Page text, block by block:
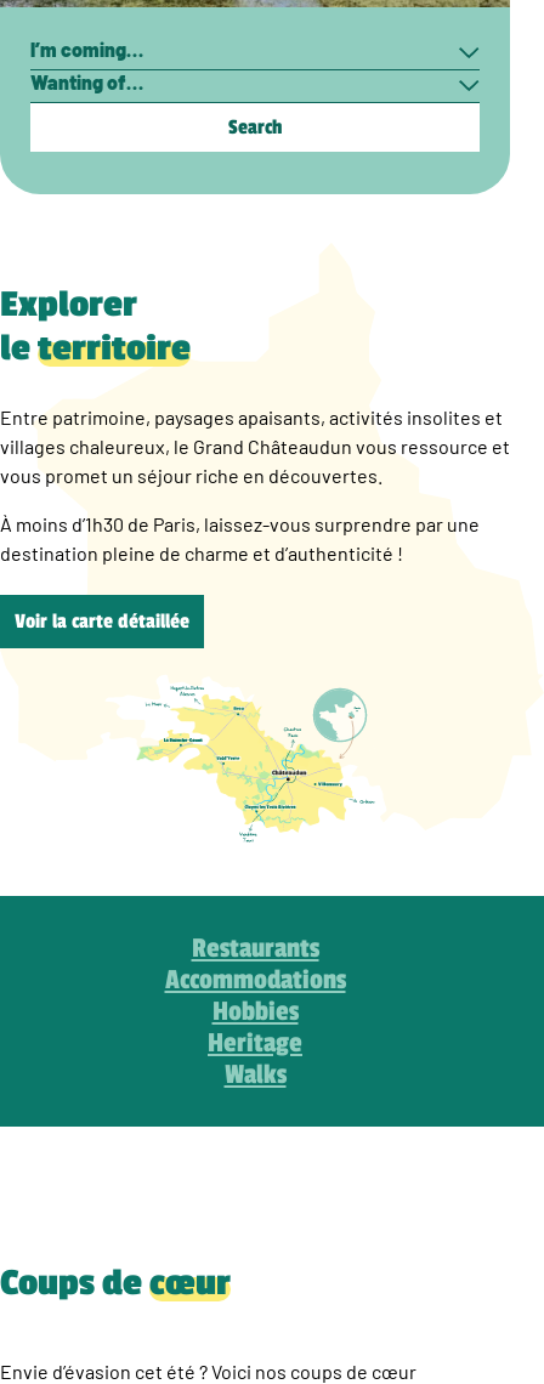
Search
Explorer
leterritoire
Entre patrimoine, paysages apaisants, activités insolites et
villages chaleureux, le Grand Châteaudun vous ressource et
vous promet un séjour riche en découvertes.
À moins d’1h30 de Paris, laissez-vous surprendre par une
destination pleine de charme et d’authenticité !
Voir la carte détaillée
Restaurants
Accommodations
Hobbies
Heritage
Walks
Coups decœur
Envie d’évasion cet été ? Voici nos coups de cœur